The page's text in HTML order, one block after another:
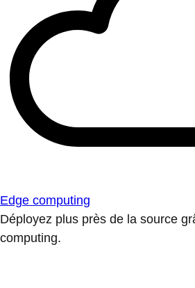
Edge computing
Déployez plus près de la source
computing.